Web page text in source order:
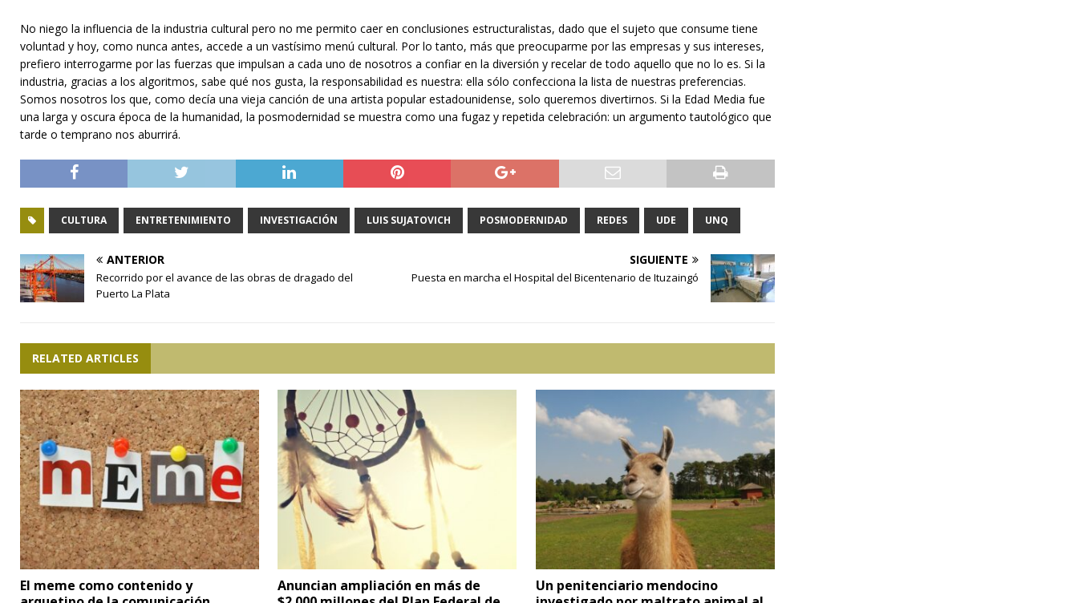
No niego la influencia de la industria cultural pero no me permito caer en conclusiones estructuralistas, dado que el sujeto que consume tiene
voluntad y hoy, como nunca antes, accede a un vastísimo menú cultural. Por lo tanto, más que preocuparme por las empresas y sus intereses,
prefiero interrogarme por las fuerzas que impulsan a cada uno de nosotros a confiar en la diversión y recelar de todo aquello que no lo es. Si la
industria, gracias a los algoritmos, sabe qué nos gusta, la responsabilidad es nuestra: ella sólo confecciona la lista de nuestras preferencias.
Somos nosotros los que, como decía una vieja canción de una artista popular estadounidense, solo queremos divertirnos. Si la Edad Media fue
una larga y oscura época de la humanidad, la posmodernidad se muestra como una fugaz y repetida celebración: un argumento tautológico que
tarde o temprano nos aburrirá.
CULTURA ENTRETENIMIENTO INVESTIGACIÓN LUIS SUJATOVICH POSMODERNIDAD REDES UDE UNQ
ANTERIOR
Recorrido por el avance de las obras de dragado del
Puerto La Plata
SIGUIENTE
Puesta en marcha el Hospital del Bicentenario de Ituzaingó
RELATED ARTICLES
El meme como contenido y
Anuncian ampliación en más de
Un penitenciario mendocino